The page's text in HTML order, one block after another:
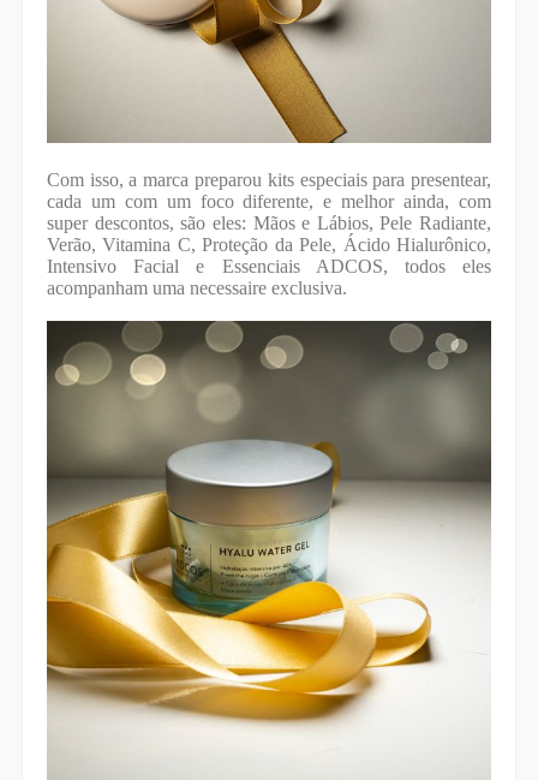
Com isso, a marca preparou kits especiais para presentear,
cada um com um foco diferente, e melhor ainda, com
super descontos, são eles: Mãos e Lábios, Pele Radiante,
Verão, Vitamina C, Proteção da Pele, Ácido Hialurônico,
Intensivo Facial e Essenciais ADCOS, todos eles
acompanham uma necessaire exclusiva.